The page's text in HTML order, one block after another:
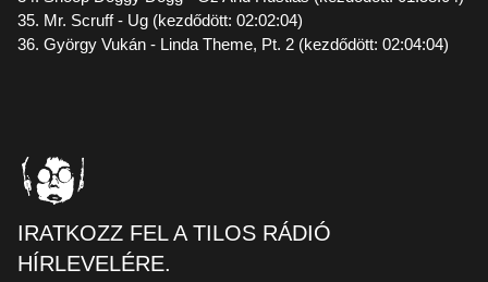
35. Mr. Scruff - Ug (kezdődött: 02:02:04)
36. György Vukán - Linda Theme, Pt. 2 (kezdődött: 02:04:04)
IRATKOZZ FEL A TILOS RÁDIÓ
HÍRLEVELÉRE.